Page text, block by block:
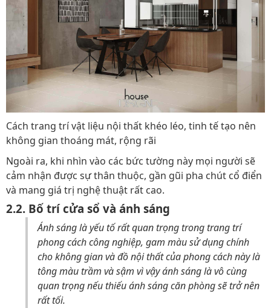
Cách trang trí vật liệu nội thất khéo léo, tinh tế tạo nên
không gian thoáng mát, rộng rãi
Ngoài ra, khi nhìn vào các bức tường này mọi người sẽ
cảm nhận được sự thân thuộc, gần gũi pha chút cổ điển
và mang giá trị nghệ thuật rất cao.
2.2. Bố trí cửa sổ và ánh sáng
Ánh sáng là yếu tố rất quan trọng trong trang trí
phong cách công nghiệp, gam màu sử dụng chính
cho không gian và đồ nội thất của phong cách này là
tông màu trầm và sậm vì vậy ánh sáng là vô cùng
quan trọng nếu thiếu ánh sáng căn phòng sẽ trở nên
rất tối.